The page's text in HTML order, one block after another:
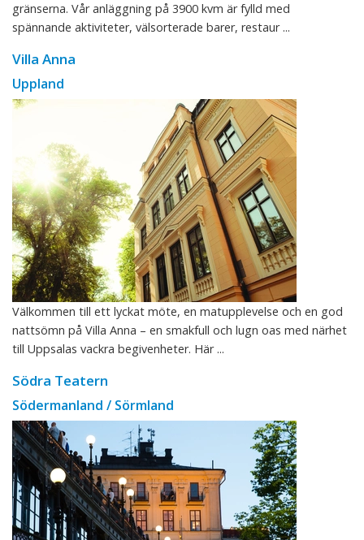
gränserna. Vår anläggning på 3900 kvm är fylld med
spännande aktiviteter, välsorterade barer, restaur ...
Villa Anna
Uppland
Välkommen till ett lyckat möte, en matupplevelse och en god
nattsömn på Villa Anna – en smakfull och lugn oas med närhet
till Uppsalas vackra begivenheter. Här ...
Södra Teatern
Södermanland / Sörmland